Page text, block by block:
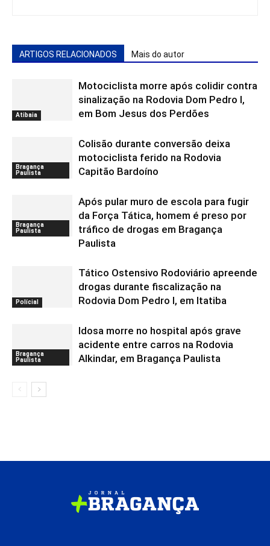
ARTIGOS RELACIONADOS Mais do autor
Atibaia
Motociclista morre após colidir contra
sinalização na Rodovia Dom Pedro I,
em Bom Jesus dos Perdões
Bragança
Paulista
Colisão durante conversão deixa
motociclista ferido na Rodovia
Capitão Bardoíno
Bragança
Paulista
Após pular muro de escola para fugir
da Força Tática, homem é preso por
tráfico de drogas em Bragança
Paulista
Polícial
Tático Ostensivo Rodoviário apreende
drogas durante fiscalização na
Rodovia Dom Pedro I, em Itatiba
Bragança
Paulista
Idosa morre no hospital após grave
acidente entre carros na Rodovia
Alkindar, em Bragança Paulista